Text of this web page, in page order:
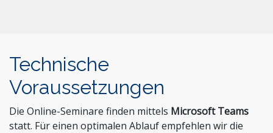
Technische
Voraussetzungen
Die Online-Seminare finden mittels Microsoft Teams
statt. Für einen optimalen Ablauf empfehlen wir die